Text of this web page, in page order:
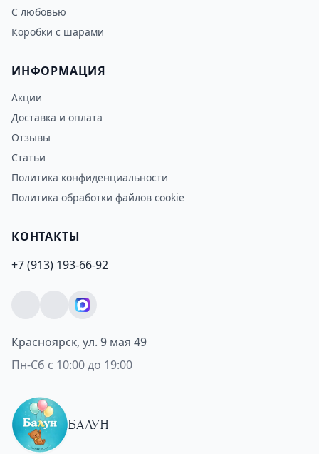
С любовью
Коробки с шарами
ИНФОРМАЦИЯ
Акции
Доставка и оплата
Отзывы
Статьи
Политика конфиденциальности
Политика обработки файлов cookie
КОНТАКТЫ
+7 (913) 193-66-92
Красноярск, ул. 9 мая 49
Пн-Сб с 10:00 до 19:00
БАЛУН